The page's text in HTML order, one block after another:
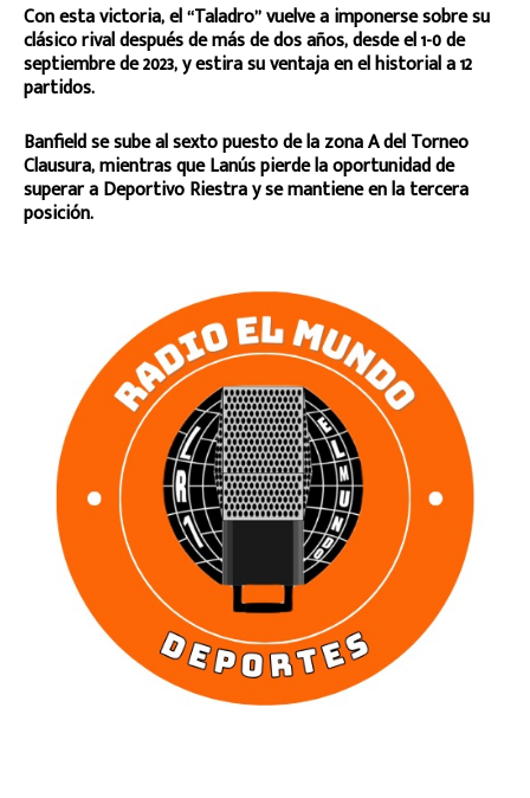
Con esta victoria, el “Taladro” vuelve a imponerse sobre su
clásico rival después de más de dos años, desde el 1-0 de
septiembre de 2023, y estira su ventaja en el historial a 12
partidos.
Banfield se sube al sexto puesto de la zona A del Torneo
Clausura, mientras que Lanús pierde la oportunidad de
superar a Deportivo Riestra y se mantiene en la tercera
posición.